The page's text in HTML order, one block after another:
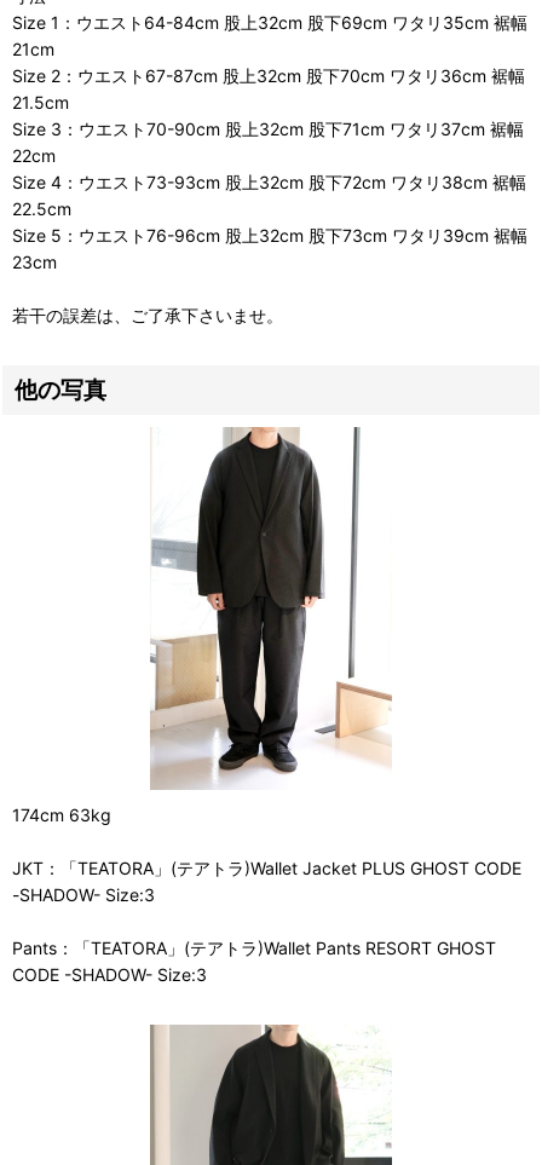
Size 1：ウエスト64-84cm 股上32cm 股下69cm ワタリ35cm 裾幅
21cm
Size 2：ウエスト67-87cm 股上32cm 股下70cm ワタリ36cm 裾幅
21.5cm
Size 3：ウエスト70-90cm 股上32cm 股下71cm ワタリ37cm 裾幅
22cm
Size 4：ウエスト73-93cm 股上32cm 股下72cm ワタリ38cm 裾幅
22.5cm
Size 5：ウエスト76-96cm 股上32cm 股下73cm ワタリ39cm 裾幅
23cm
若干の誤差は、ご了承下さいませ。
他の写真
174cm 63kg
JKT：「TEATORA」(テアトラ)Wallet Jacket PLUS GHOST CODE
-SHADOW- Size:3
Pants：「TEATORA」(テアトラ)Wallet Pants RESORT GHOST
CODE -SHADOW- Size:3